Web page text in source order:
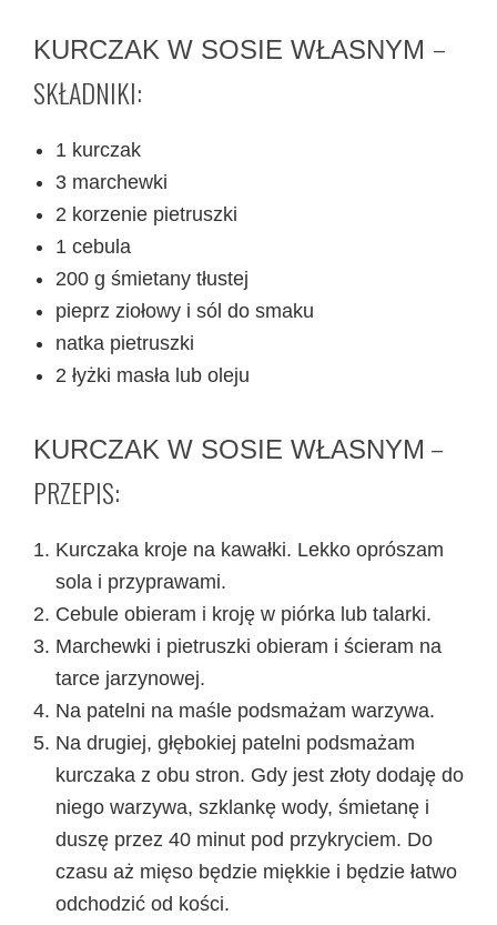
KURCZAK W SOSIE WŁASNYM –
SKŁADNIKI:
1 kurczak
3 marchewki
2 korzenie pietruszki
1 cebula
200 g śmietany tłustej
pieprz ziołowy i sól do smaku
natka pietruszki
2 łyżki masła lub oleju
KURCZAK W SOSIE WŁASNYM –
PRZEPIS:
Kurczaka kroje na kawałki. Lekko oprószam
sola i przyprawami.
Cebule obieram i kroję w piórka lub talarki.
Marchewki i pietruszki obieram i ścieram na
tarce jarzynowej.
Na patelni na maśle podsmażam warzywa.
Na drugiej, głębokiej patelni podsmażam
kurczaka z obu stron. Gdy jest złoty dodaję do
niego warzywa, szklankę wody, śmietanę i
duszę przez 40 minut pod przykryciem. Do
czasu aż mięso będzie miękkie i będzie łatwo
odchodzić od kości.